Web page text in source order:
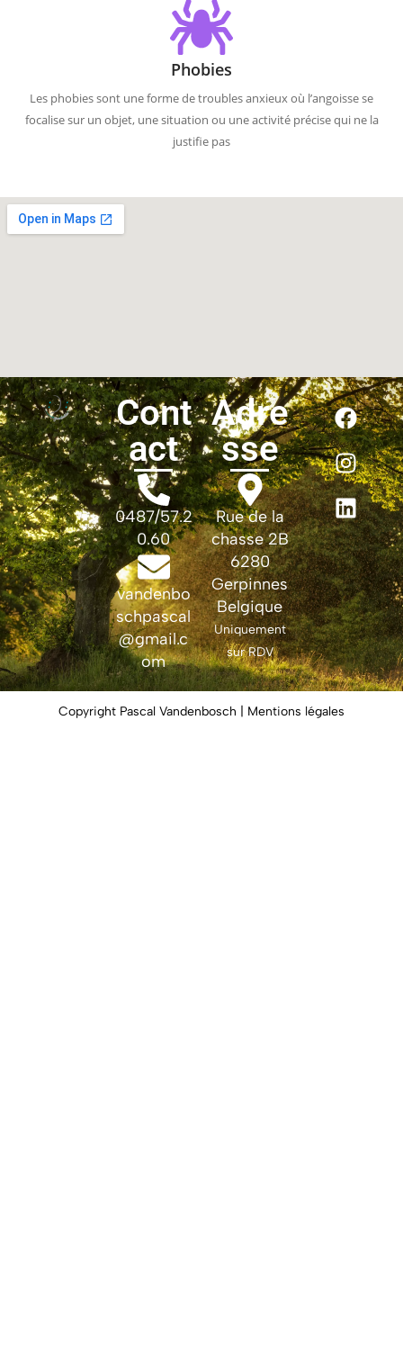
Phobies
Les phobies sont une forme de troubles anxieux où l’angoisse se
focalise sur un objet, une situation ou une activité précise qui ne la
justifie pas
Cont
act
0487/57.2
0.60
vandenbo
schpascal
@gmail.c
om
Adre
sse
Rue de la
chasse 2B
6280
Gerpinnes
Belgique
Uniquement
sur RDV
Copyright Pascal Vandenbosch | Mentions légales